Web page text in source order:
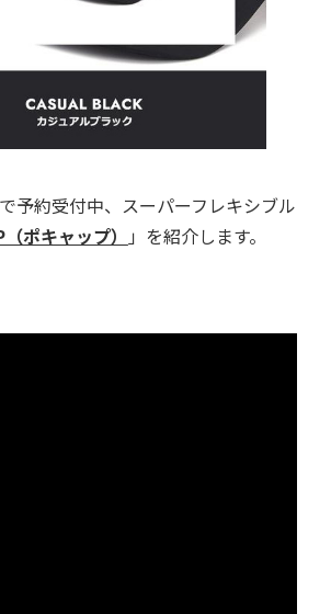
予約受付中、スーパーフレキシブル
ポキャップ） 」を紹介します。